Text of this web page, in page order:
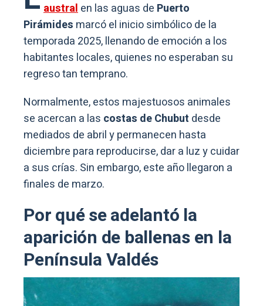
australen las aguas de Puerto
Pirámides marcó el inicio simbólico de la
temporada 2025, llenando de emoción a los
habitantes locales, quienes no esperaban su
regreso tan temprano.
Normalmente, estos majestuosos animales
se acercan a las costas de Chubut desde
mediados de abril y permanecen hasta
diciembre para reproducirse, dar a luz y cuidar
a sus crías. Sin embargo, este año llegaron a
finales de marzo.
Por qué se adelantó la
aparición de ballenas en la
Península Valdés